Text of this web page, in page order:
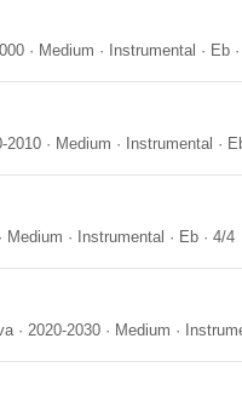
· Medium · Instrumental · Eb
2010 · Medium · Instrumental ·
· Medium · Instrumental · Eb · 4/4
· 2020-2030 · Medium ·